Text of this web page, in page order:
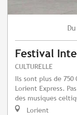
Du
Festival
CULTURELLE
Ils sont plus de 750
Lorient Express.
des musiques
Lorient